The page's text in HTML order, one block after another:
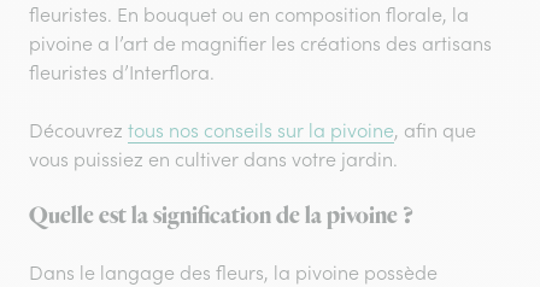
fleuristes. En bouquet ou en composition florale, la
pivoine a l’art de magnifier les créations des artisans
fleuristes d’Interflora.
Découvrez tous nos conseils sur la pivoine, afin que
vous puissiez en cultiver dans votre jardin.
Quelle est la signification de la pivoine ?
Dans le langage des fleurs, la pivoine possède